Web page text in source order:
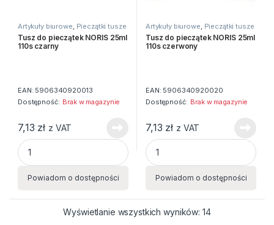
Artykuły biurowe, Pieczątki tusze
datowniki
Tusz do pieczątek NORIS 25ml
110s czarny
EAN: 5906340920013
Dostępność: Brak w magazynie
7,13 zł z VAT
Tusz do pieczątek NORIS 25ml 110s czarny quantity
Powiadom o dostępności
Artykuły biurowe, Pieczątki tusze
datowniki
Tusz do pieczątek NORIS 25ml
110s czerwony
EAN: 5906340920020
Dostępność: Brak w magazynie
7,13 zł z VAT
Tusz do pieczątek NORIS
Powiadom o dostępności
Wyświetlanie wszystkich wyników: 14